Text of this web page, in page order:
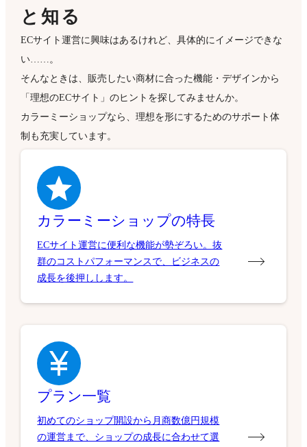
と知る
ECサイト運営に興味はあるけれど、具体的にイメージできな
い……。
そんなときは、販売したい商材に合った機能・デザインから
「理想のECサイト」のヒントを探してみませんか。
カラーミーショップなら、理想を形にするためのサポート体
制も充実しています。
カラーミーショップの特長
ECサイト運営に便利な機能が勢ぞろい。抜
群のコストパフォーマンスで、ビジネスの
成長を後押しします。
プラン一覧
初めてのショップ開設から月商数億円規模
の運営まで、ショップの成長に合わせて選